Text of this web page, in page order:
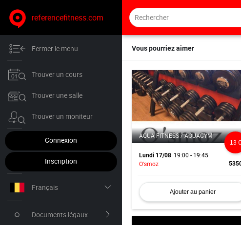
referencefitness.com
Fermer le menu
Trouver un cours
Trouver une salle
Trouver un moniteur
Connexion
Inscription
Français
Documents légaux
Vous pourriez aimer
AQUA FITNESS / AQUAGYM
Lundi 17/08 19:00 - 19:45
O'smoz
13 €
Ajouter au panier